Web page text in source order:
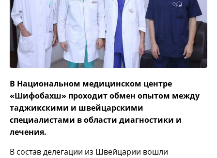
В Национальном медицинском центре
«Шифобахш» проходит обмен опытом между
таджикскими и швейцарскими
специалистами в области диагностики и
лечения.
В состав делегации из Швейцарии вошли